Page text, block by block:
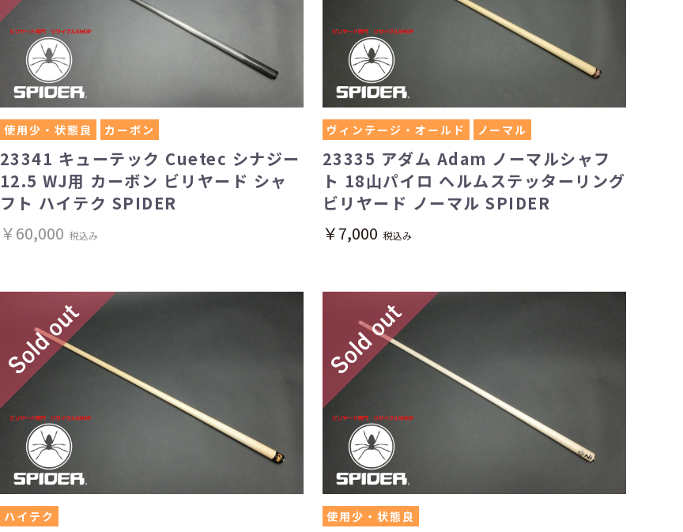
使用少・状態良 カーボン
23341 キューテック Cuetec シナジー
12.5 WJ用 カーボン ビリヤード シャ
フト ハイテク SPIDER
￥60,000 税込み
ヴィンテージ・オールド ノーマル
23335 アダム Adam ノーマルシャフ
ト 18山パイロ ヘルムステッターリング
ビリヤード ノーマル SPIDER
￥7,000 税込み
ハイテク 使用少・状態良